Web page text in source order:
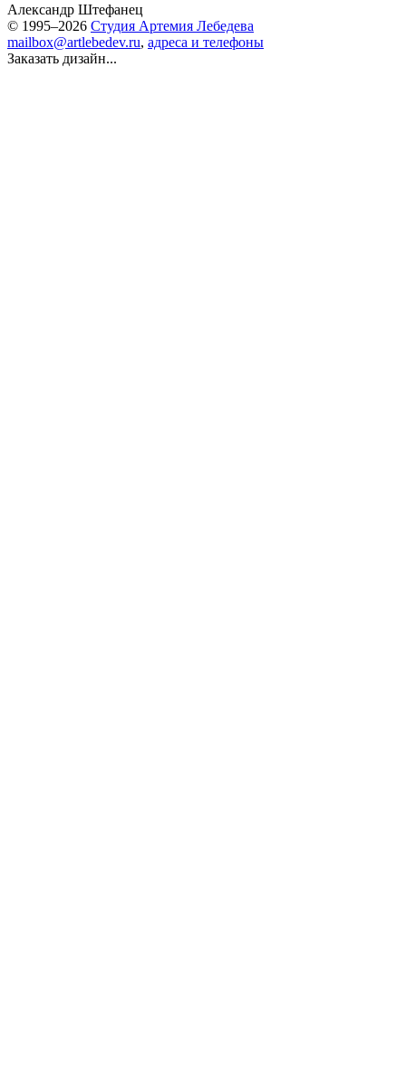
Александр Штефанец
© 1995–2026 Студия Артемия Лебедева
mailbox@artlebedev.ru, адреса и телефоны
Заказать дизайн...